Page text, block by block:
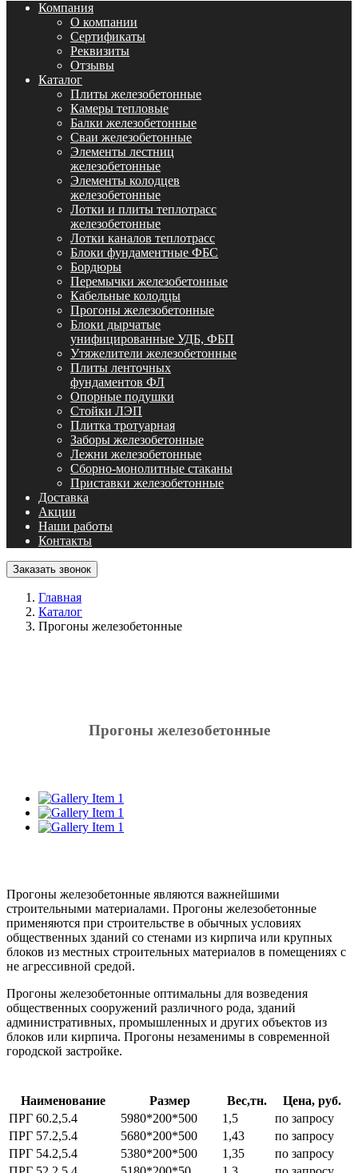
Компания
О компании
Сертификаты
Реквизиты
Отзывы
Каталог
Плиты железобетонные
Камеры тепловые
Балки железобетонные
Сваи железобетонные
Элементы лестниц
железобетонные
Элементы колодцев
железобетонные
Лотки и плиты теплотрасс
железобетонные
Лотки каналов теплотрасс
Блоки фундаментные ФБС
Бордюры
Перемычки железобетонные
Кабельные колодцы
Прогоны железобетонные
Блоки дырчатые
унифицированные УДБ, ФБП
Утяжелители железобетонные
Плиты ленточных
фундаментов ФЛ
Опорные подушки
Стойки ЛЭП
Плитка тротуарная
Заборы железобетонные
Лежни железобетонные
Сборно-монолитные стаканы
Приставки железобетонные
Доставка
Акции
Наши работы
Контакты
Заказать звонок
Главная
Каталог
Прогоны железобетонные
Прогоны железобетонные
Прогоны железобетонные являются важнейшими
строительными материалами. Прогоны железобетонные
применяются при строительстве в обычных условиях
общественных зданий со стенами из кирпича или крупных
блоков из местных строительных материалов в помещениях с
не агрессивной средой.​
Прогоны железобетонные оптимальны для возведения
общественных сооружений различного рода, зданий
административных, промышленных и других объектов из
блоков или кирпича. Прогоны незаменимы в современной
городской застройке.
Наименование Размер Вес,тн.
Цена, руб.
ПРГ 60.2,5.4
5980*200*500 1,5
по запросу
ПРГ 57.2,5.4
5680*200*500 1,43
по запросу
ПРГ 54.2,5.4
5380*200*500 1,35
по запросу